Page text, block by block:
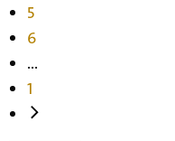
5
6
...
1